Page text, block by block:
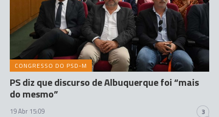
CONGRESSO DO PSD-M
PS diz que discurso de Albuquerque foi “mais
do mesmo”
19 Abr 15:09 3